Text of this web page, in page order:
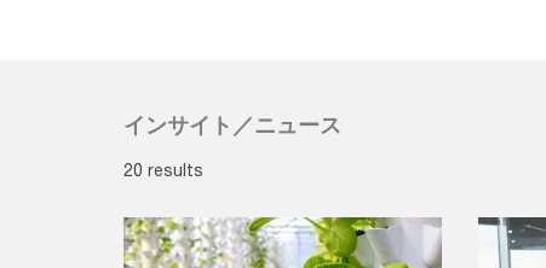
インサイト／ニュース
20 results